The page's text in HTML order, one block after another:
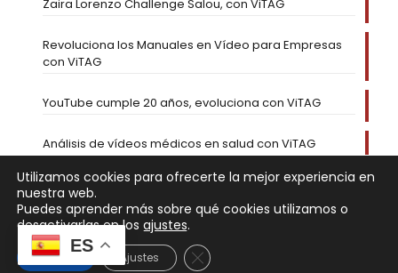
Zaira Lorenzo Challenge Salou, con ViTAG
Revoluciona los Manuales en Vídeo para Empresas
con ViTAG
YouTube cumple 20 años, evoluciona con ViTAG
Análisis de vídeos médicos en salud con ViTAG
ES
Utilizamos cookies para ofrecerte la mejor experiencia en
nuestra web.
Puedes aprender más sobre qué cookies utilizamos o
desactivarlas en los ajustes.
Aceptar Ajustes Cerrar el banner de cookies